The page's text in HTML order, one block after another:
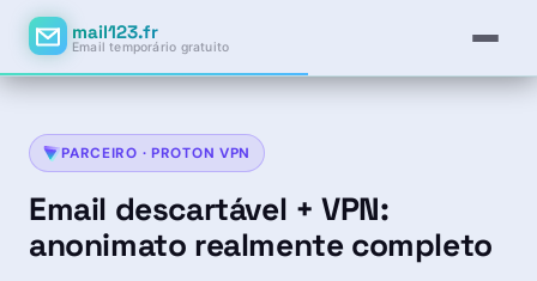
mail123.fr
Email temporário gratuito
PARCEIRO · PROTON VPN
Email descartável + VPN:
anonimato realmente completo